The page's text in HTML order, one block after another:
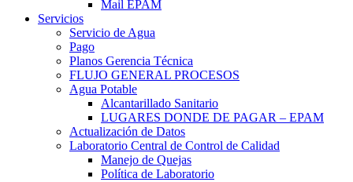
Mail EPAM
Servicios
Servicio de Agua
Pago
Planos Gerencia Técnica
FLUJO GENERAL PROCESOS
Agua Potable
Alcantarillado Sanitario
LUGARES DONDE DE PAGAR – EPAM
Actualización de Datos
Laboratorio Central de Control de Calidad
Manejo de Quejas
Política de Laboratorio